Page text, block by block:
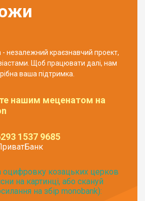
- незалежний краєзнавчий проект,
Щоб працювати далі, нам
ваша підтримка.
нашим меценатом на
1537 9685
оцифровку козацьких церков
на картинці, або скануй
на збір monobank):